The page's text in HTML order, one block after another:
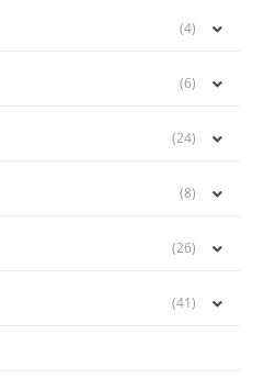
(4)
(6)
(24)
(8)
(26)
(41)